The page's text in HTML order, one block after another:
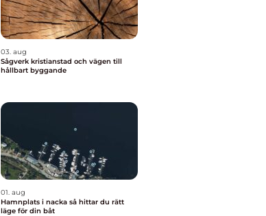
03. aug
Sågverk kristianstad och vägen till
hållbart byggande
01. aug
Hamnplats i nacka så hittar du rätt
läge för din båt